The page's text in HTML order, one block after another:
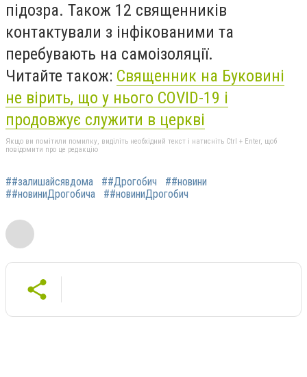
підозра. Також 12 священників
контактували з інфікованими та
перебувають на самоізоляції.
Читайте також: Священник на Буковині
не вірить, що у нього COVID-19 і
продовжує служити в церкві
Якщо ви помітили помилку, виділіть необхідний текст і натисніть Ctrl + Enter, щоб
повідомити про це редакцію
##залишайсявдома ##Дрогобич
##новини
##новиниДрогобича
##новиниДрогобич